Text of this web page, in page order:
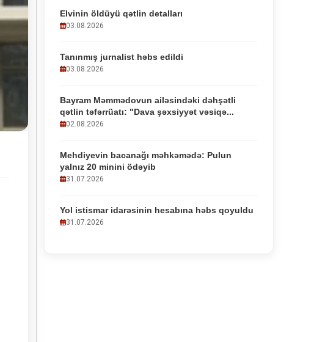
Elvinin öldüyü qətlin detalları
03.08.2026
Tanınmış jurnalist həbs edildi
03.08.2026
Bayram Məmmədovun ailəsindəki dəhşətli
qətlin təfərrüatı: "Dava şəxsiyyət vəsiqə...
02.08.2026
Mehdiyevin bacanağı məhkəmədə: Pulun
yalnız 20 minini ödəyib
31.07.2026
Yol istismar idarəsinin hesabına həbs qoyuldu
31.07.2026